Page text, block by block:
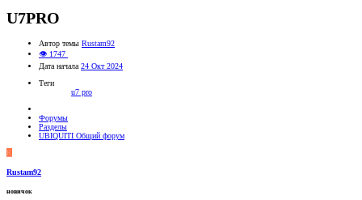
U7PRO
Автор темы Rustam92
👁 1747
Дата начала 24 Окт 2024
Теги
u7 pro
Форумы
Разделы
UBIQUITI Общий форум
R
Rustam92
новичок